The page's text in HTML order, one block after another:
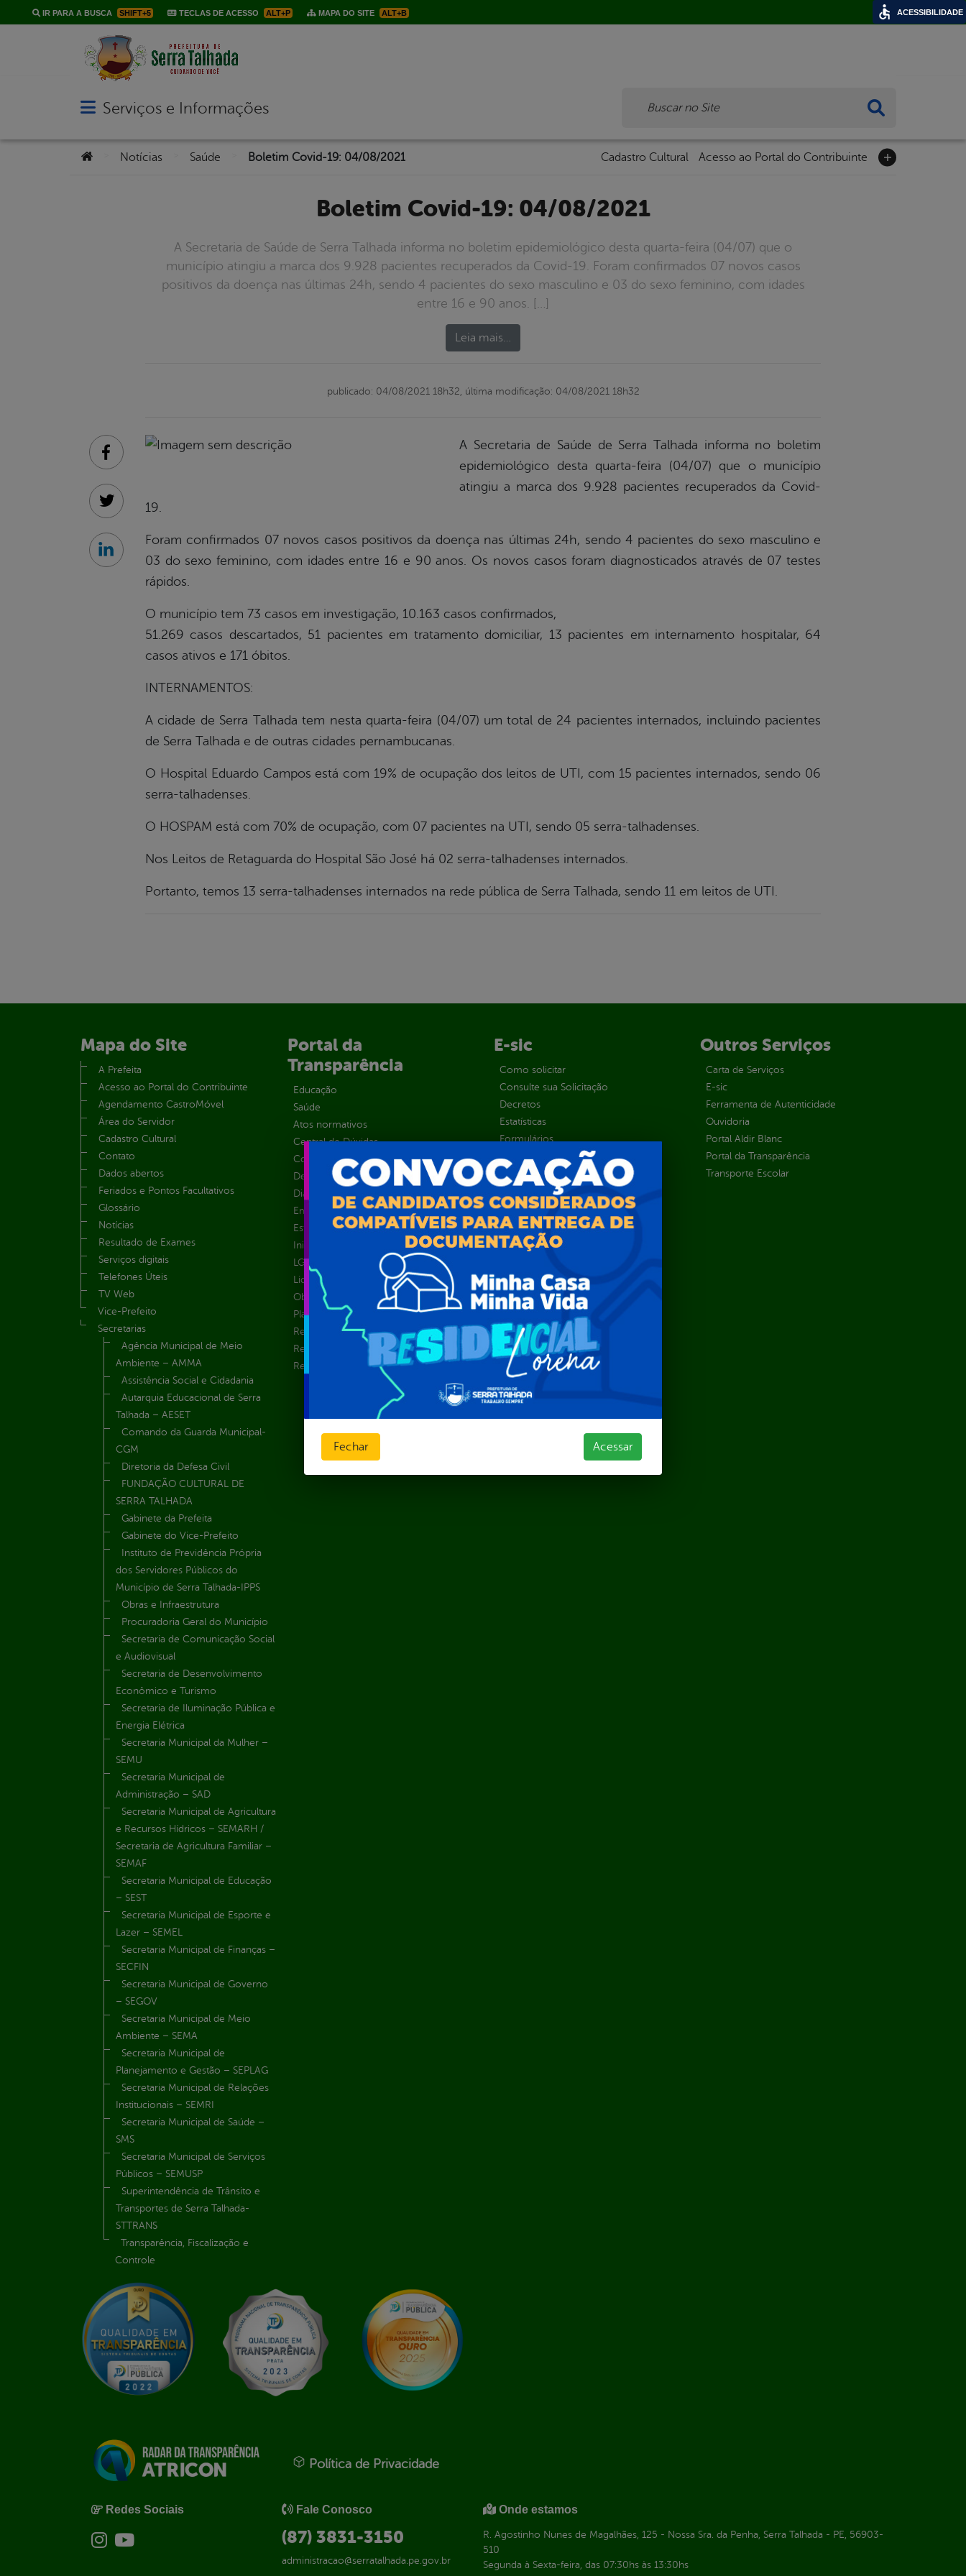
IR PARA A BUSCA SHIFT+5 TECLAS DE ACESSO ALT+P MAPA DO SITE ALT+B
Abrir menu principal de navegação
Serviços e Informações
Você está aqui:
Notícias Saúde Boletim Covid-19: 04/08/2021 Cadastro Cultural Acesso ao Portal do Contribuinte
Boletim Covid-19: 04/08/2021
A Secretaria de Saúde de Serra Talhada informa no boletim epidemiológico desta quarta-feira (04/07) que o
município atingiu a marca dos 9.928 pacientes recuperados da Covid-19. Foram confirmados 07 novos casos
positivos da doença nas últimas 24h, sendo 4 pacientes do sexo masculino e 03 do sexo feminino, com idades
entre 16 e 90 anos. […]
Leia mais…
publicado: 04/08/2021 18h32, última modificação: 04/08/2021 18h32
A Secretaria de Saúde de Serra Talhada informa no boletim
epidemiológico desta quarta-feira (04/07) que o município
atingiu a marca dos 9.928 pacientes recuperados da Covid-
19.
Foram confirmados 07 novos casos positivos da doença nas últimas 24h, sendo 4 pacientes do sexo masculino e
03 do sexo feminino, com idades entre 16 e 90 anos. Os novos casos foram diagnosticados através de 07 testes
rápidos.
O município tem 73 casos em investigação, 10.163 casos confirmados,
51.269 casos descartados, 51 pacientes em tratamento domiciliar, 13 pacientes em internamento hospitalar, 64
casos ativos e 171 óbitos.
INTERNAMENTOS:
A cidade de Serra Talhada tem nesta quarta-feira (04/07) um total de 24 pacientes internados, incluindo pacientes
de Serra Talhada e de outras cidades pernambucanas.
O Hospital Eduardo Campos está com 19% de ocupação dos leitos de UTI, com 15 pacientes internados, sendo 06
serra-talhadenses.
O HOSPAM está com 70% de ocupação, com 07 pacientes na UTI, sendo 05 serra-talhadenses.
Nos Leitos de Retaguarda do Hospital São José há 02 serra-talhadenses internados.
Portanto, temos 13 serra-talhadenses internados na rede pública de Serra Talhada, sendo 11 em leitos de UTI.
Facebook
Twitter
Linkedin
Mapa do Site
A Prefeita
Acesso ao Portal do Contribuinte
Agendamento CastroMóvel
Área do Servidor
Cadastro Cultural
Contato
Dados abertos
Feriados e Pontos Facultativos
Glossário
Notícias
Resultado de Exames
Serviços digitais
Telefones Úteis
TV Web
Vice-Prefeito
Secretarias
Agência Municipal de Meio
Ambiente – AMMA
Assistência Social e Cidadania
Autarquia Educacional de Serra
Talhada – AESET
Comando da Guarda Municipal-
CGM
Diretoria da Defesa Civil
FUNDAÇÃO CULTURAL DE
SERRA TALHADA
Gabinete da Prefeita
Gabinete do Vice-Prefeito
Instituto de Previdência Própria
dos Servidores Públicos do
Município de Serra Talhada-IPPS
Obras e Infraestrutura
Procuradoria Geral do Município
Secretaria de Comunicação Social
e Audiovisual
Secretaria de Desenvolvimento
Econômico e Turismo
Secretaria de Iluminação Pública e
Energia Elétrica
Secretaria Municipal da Mulher –
SEMU
Secretaria Municipal de
Administração – SAD
Secretaria Municipal de Agricultura
e Recursos Hídricos – SEMARH /
Secretaria de Agricultura Familiar –
SEMAF
Secretaria Municipal de Educação
– SEST
Secretaria Municipal de Esporte e
Lazer – SEMEL
Secretaria Municipal de Finanças –
SECFIN
Secretaria Municipal de Governo
– SEGOV
Secretaria Municipal de Meio
Ambiente – SEMA
Secretaria Municipal de
Planejamento e Gestão – SEPLAG
Secretaria Municipal de Relações
Institucionais – SEMRI
Secretaria Municipal de Saúde –
SMS
Secretaria Municipal de Serviços
Públicos – SEMUSP
Superintendência de Trânsito e
Transportes de Serra Talhada-
STTRANS
Transparência, Fiscalização e
Controle
Portal da
Transparência
Educação
Saúde
Atos normativos
Central de Dúvidas
Convênios e Transferências
Despesas
Diárias
Emendas parlamentares
Estrutura Organizacional
Inicio
LGPD e Governo Digital
Licitações e Contratos
Obras Públicas
Planejamento e Prestação de Contas
Receitas
Recursos Humanos
Renúncias de Receitas
E-sic
Como solicitar
Consulte sua Solicitação
Decretos
Estatísticas
Formulários
Prazos e autoridades
Sic Físico
Solicitar Recurso
Solicitar um pedido
Outros Serviços
Carta de Serviços
E-sic
Ferramenta de Autenticidade
Ouvidoria
Portal Aldir Blanc
Portal da Transparência
Transporte Escolar
Política de Privacidade
Redes Sociais Fale Conosco
(87) 3831-3150
administracao@serratalhada.pe.gov.br
Onde estamos
R. Agostinho Nunes de Magalhães, 125 - Nossa Sra. da Penha, Serra Talhada - PE, 56903-
510
Segunda à Sexta-feira, das 07:30hs às 13:30hs
Fechar Acessar
ACESSIBILIDADE